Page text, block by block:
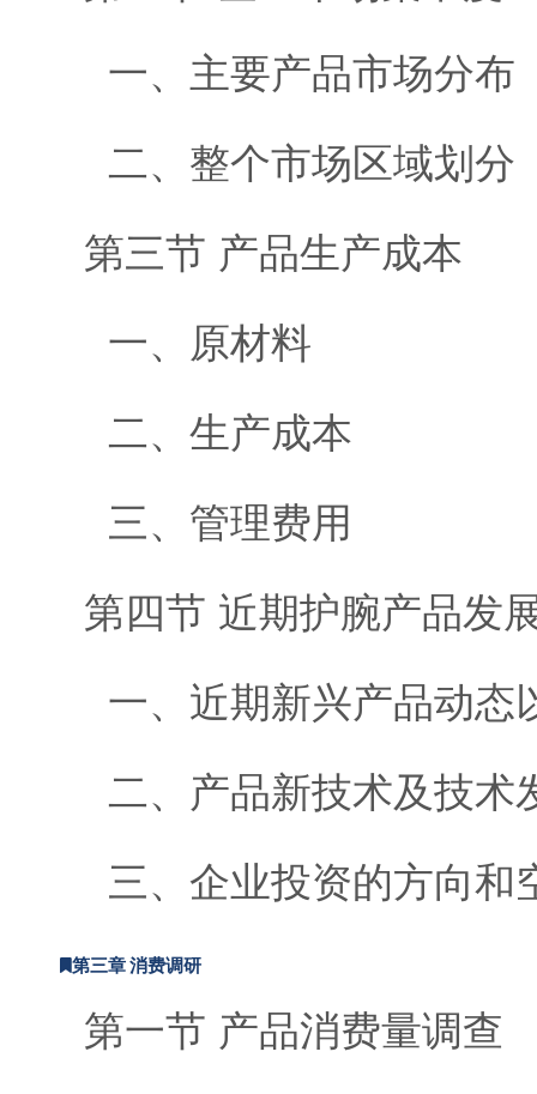
一、主要产品市场分布
二、整个市场区域划分
第三节 产品生产成本
一、原材料
二、生产成本
三、管理费用
第四节 近期护腕产品发
一、近期新兴产品动态
二、产品新技术及技术
三、企业投资的方向和
第三章 消费调研
第一节 产品消费量调查